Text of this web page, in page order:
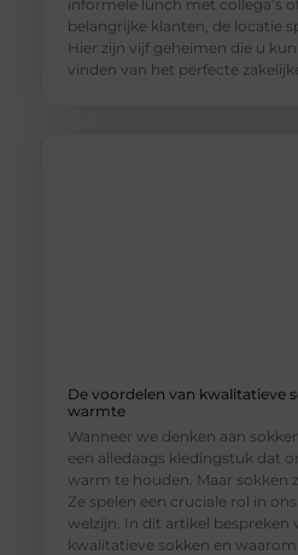
informele lunch met collega’s
belangrijke klanten, de locatie
Hier zijn vijf geheimen die u
vinden van het perfecte
De voordelen van kwalitatieve
warmte
Wanneer we denken aan
een alledaags kledingstuk dat
warm te houden. Maar sokken
Ze spelen een cruciale rol in
welzijn. In dit artikel bespreken
kwalitatieve sokken en